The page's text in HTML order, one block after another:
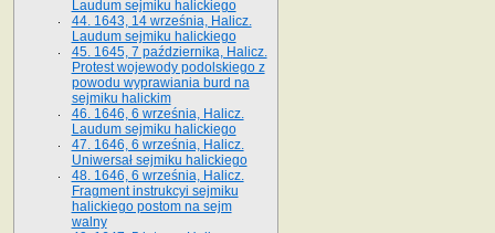
Laudum sejmiku halickiego
44. 1643, 14 września, Halicz.
Laudum sejmiku halickiego
45. 1645, 7 października, Halicz.
Protest wojewody podolskiego z
powodu wyprawiania burd na
sejmiku halickim
46. 1646, 6 września, Halicz.
Laudum sejmiku halickiego
47. 1646, 6 września, Halicz.
Uniwersał sejmiku halickiego
48. 1646, 6 września, Halicz.
Fragment instrukcyi sejmiku
halickiego postom na sejm
walny